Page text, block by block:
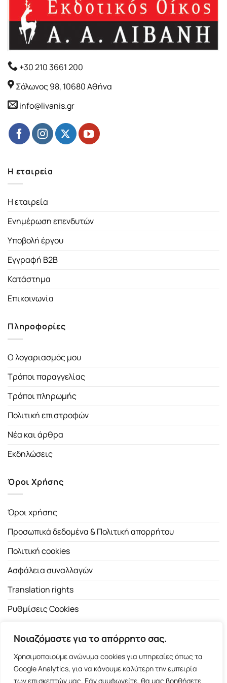
Νοιαζόμαστε για το απόρρητο σας.
Χρησιμοποιούμε ανώνυμα cookies για υπηρεσίες όπως τα
Google Analytics, για να κάνουμε καλύτερη την εμπειρία
των επισκεπτών μας. Εάν συμφωνείτε, θα μας βοηθήσετε
+30 210 3661 200
Σόλωνος 98, 10680 Αθήνα
info@livanis.gr
Η εταιρεία
Η εταιρεία
Ενημέρωση επενδυτών
Υποβολή έργου
Εγγραφή B2B
Κατάστημα
Επικοινωνία
Πληροφορίες
Ο λογαριασμός μου
Τρόποι παραγγελίας
Τρόποι πληρωμής
Πολιτική επιστροφών
Νέα και άρθρα
Εκδηλώσεις
Όροι Χρήσης
Όροι χρήσης
Προσωπικά δεδομένα & Πολιτική απορρήτου
Πολιτική cookies
Ασφάλεια συναλλαγών
Translation rights
Ρυθμίσεις Cookies